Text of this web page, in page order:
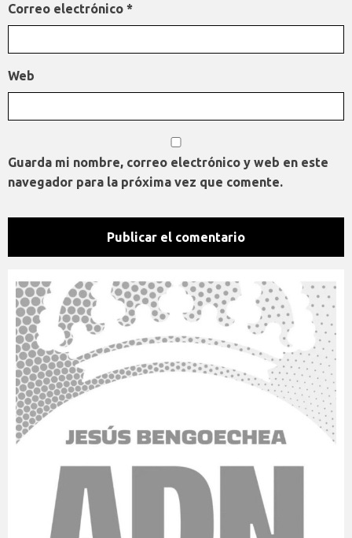
Correo electrónico *
Web
Guarda mi nombre, correo electrónico y web en este
navegador para la próxima vez que comente.